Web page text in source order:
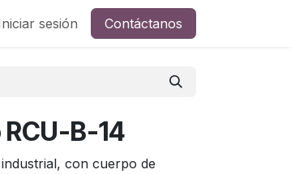
sesión Contáctanos
B-14
con cuerpo de